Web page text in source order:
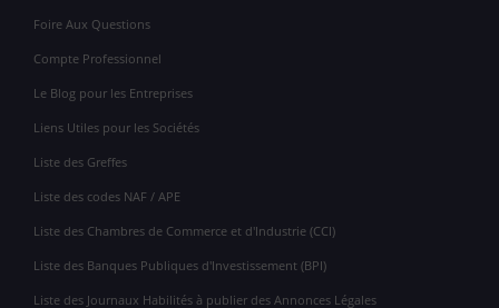
Foire Aux Questions
Compte Professionnel
Le Blog pour les Entreprises
Liens Utiles pour les Sociétés
Liste des Greffes
Liste des codes NAF / APE
Liste des Chambres de Commerce et d'Industrie (CCI)
Liste des Banques Publiques d'Investissement (BPI)
Liste des Journaux Habilités à publier des Annonces Légales